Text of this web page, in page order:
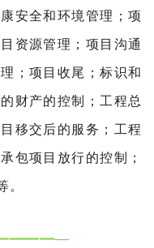
安全和环境管理；项
资源管理；项目沟通
；项目收尾；标识和
财产的控制；工程总
移交后的服务；工程
包项目放行的控制；
。
———